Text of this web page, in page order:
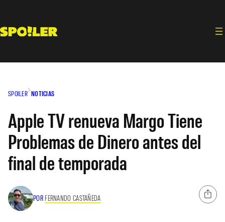
contenido
SPOILER NOTICIAS
Apple TV renueva Margo Tiene
Problemas de Dinero antes del
final de temporada
POR FERNANDO CASTAÑEDA